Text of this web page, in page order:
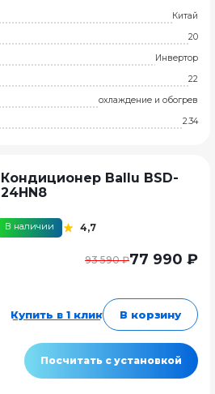
Китай
20
Инвертор
22
охлаждение и обогрев
2.34
Кондиционер Ballu BSD-
24HN8
В наличии 4,7
93 590 ₽77 990 ₽
Купить в 1 клик В корзину
Посчитать с установкой